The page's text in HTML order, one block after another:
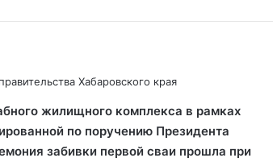
Хабаровского края
жилищного комплекса в рамках
по поручению Президента
забивки первой сваи прошла при